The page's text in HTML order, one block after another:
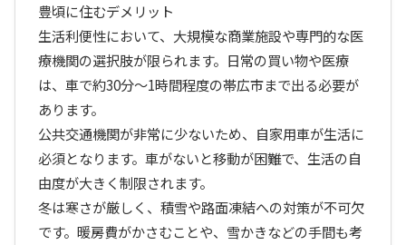
豊頃に住むデメリット
生活利便性において、大規模な商業施設や専門的な医
療機関の選択肢が限られます。日常の買い物や医療
は、車で約30分〜1時間程度の帯広市まで出る必要が
あります。
公共交通機関が非常に少ないため、自家用車が生活に
必須となります。車がないと移動が困難で、生活の自
由度が大きく制限されます。
冬は寒さが厳しく、積雪や路面凍結への対策が不可欠
です。暖房費がかさむことや、雪かきなどの手間も考